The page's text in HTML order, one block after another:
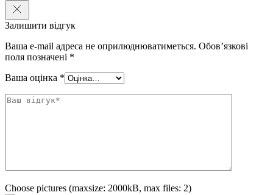
Залишити відгук
Ваша e-mail адреса не оприлюднюватиметься. Обов’язкові
поля позначені *
Ваша оцінка *
Choose pictures (maxsize: 2000kB, max files: 2)